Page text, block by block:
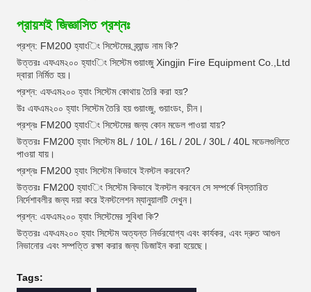
প্রায়শই জিজ্ঞাসিত প্রশ্নঃ
প্রশ্ন: FM200 হ্যাংিং সিস্টেমের ব্র্যান্ড নাম কি?
উত্তরঃ এফএম২০০ হ্যাংিং সিস্টেম গুয়াংজু Xingjin Fire Equipment Co.,Ltd
দ্বারা নির্মিত হয়।
প্রশ্ন: এফএম২০০ হ্যাং সিস্টেম কোথায় তৈরি করা হয়?
উঃ এফএম২০০ হ্যাং সিস্টেম তৈরি হয় গুয়াংজু, গুয়াংডং, চীন।
প্রশ্নঃ FM200 হ্যাংিং সিস্টেমের জন্য কোন মডেল পাওয়া যায়?
উত্তরঃ FM200 হ্যাং সিস্টেম 8L / 10L / 16L / 20L / 30L / 40L মডেলগুলিতে
পাওয়া যায়।
প্রশ্নঃ FM200 হ্যাং সিস্টেম কিভাবে ইনস্টল করবেন?
উত্তরঃ FM200 হ্যাংিং সিস্টেম কিভাবে ইনস্টল করবেন সে সম্পর্কে বিস্তারিত
নির্দেশাবলীর জন্য দয়া করে ইনস্টলেশন ম্যানুয়ালটি দেখুন।
প্রশ্ন: এফএম২০০ হ্যাং সিস্টেমের সুবিধা কি?
উত্তরঃ এফএম২০০ হ্যাং সিস্টেম অত্যন্ত নির্ভরযোগ্য এবং কার্যকর, এবং দ্রুত আগুন
নিভানোর এবং সম্পত্তি রক্ষা করার জন্য ডিজাইন করা হয়েছে।
Tags: